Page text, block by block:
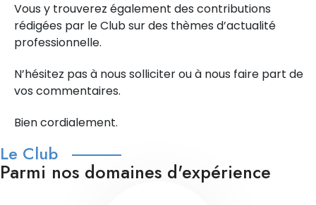
Vous y trouverez également des contributions
rédigées par le Club sur des thèmes d’actualité
professionnelle.
N’hésitez pas à nous solliciter ou à nous faire part de
vos commentaires.
Bien cordialement.
Le Club
Parmi nos domaines d'expérience